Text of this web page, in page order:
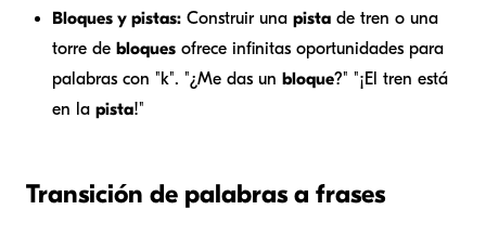
Bloques y pistas: Construir una pista de tren o una
torre de bloques ofrece infinitas oportunidades para
palabras con "k". "¿Me das un bloque?" "¡El tren está
en la pista!"
Transición de palabras a frases